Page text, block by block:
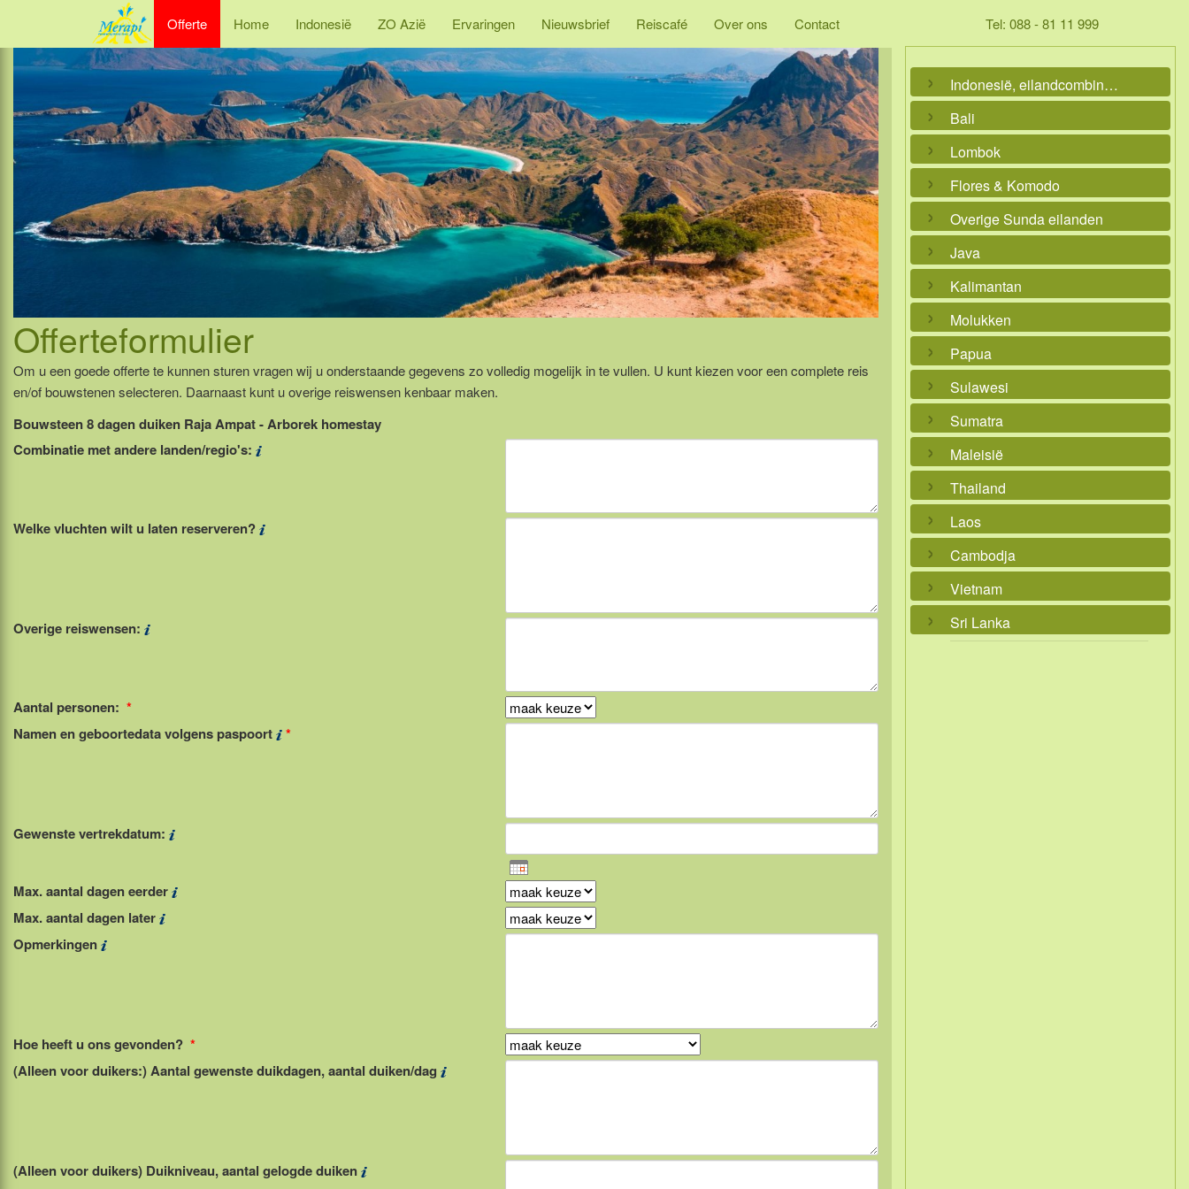
Offerte Home Indonesië ZO Azië Ervaringen Nieuwsbrief Reiscafé Over ons Contact Tel: 088 - 81 11 999
Offerteformulier
Om u een goede offerte te kunnen sturen vragen wij u onderstaande gegevens zo volledig mogelijk in te vullen. U kunt kiezen voor een complete reis
en/of bouwstenen selecteren. Daarnaast kunt u overige reiswensen kenbaar maken.
Bouwsteen 8 dagen duiken Raja Ampat - Arborek homestay
Combinatie met andere landen/regio's:
Welke vluchten wilt u laten reserveren?
Overige reiswensen:
Aantal personen: *
Namen en geboortedata volgens paspoort
*
Gewenste vertrekdatum:
Max. aantal dagen eerder
Max. aantal dagen later
Opmerkingen
Hoe heeft u ons gevonden? *
(Alleen voor duikers:) Aantal gewenste duikdagen, aantal duiken/dag
(Alleen voor duikers) Duikniveau, aantal gelogde duiken
Indonesië, eilandcombinaties
Bali
Lombok
Flores & Komodo
Overige Sunda eilanden
Java
Kalimantan
Molukken
Papua
Sulawesi
Sumatra
Maleisië
Thailand
Laos
Cambodja
Vietnam
Sri Lanka